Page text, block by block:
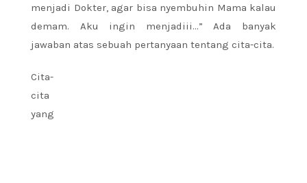
menjadi Dokter, agar bisa nyembuhin Mama kalau
demam. Aku ingin menjadiii…” Ada banyak
jawaban atas sebuah pertanyaan tentang cita-cita.
Cita-
cita
yang